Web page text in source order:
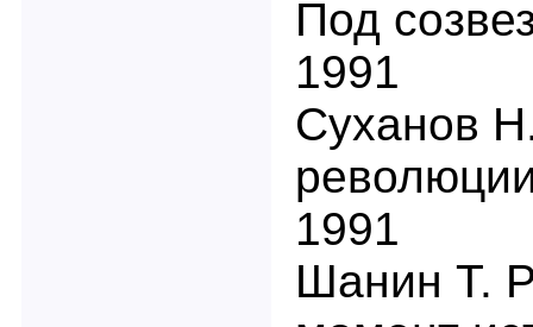
Под
1991
Суханов
1991
Шанин Т.